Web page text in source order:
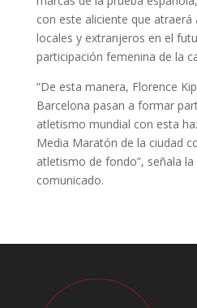
con este aliciente que atraerá
locales y extranjeros en el
participación femenina de la
“De esta manera, Florence
Barcelona pasan a formar
atletismo mundial con esta
Media Maratón de la ciudad
atletismo de fondo”, señala
comunicado.